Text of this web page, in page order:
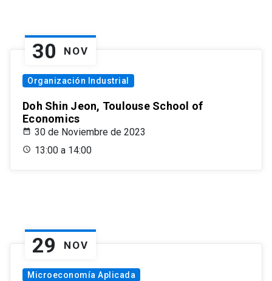
30 NOV
Organización Industrial
Doh Shin Jeon, Toulouse School of
Economics
30 de Noviembre de 2023
13:00 a 14:00
29 NOV
Microeconomía Aplicada